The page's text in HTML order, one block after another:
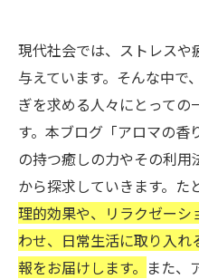
現代社会では、ストレスや
与えています。そんな中で
ぎを求める人々にとっての
す。本ブログ「アロマの香
の持つ癒しの力やその利
から探求していきます。た
理的効果や、リラクゼー
わせ、日常生活に取り入
報をお届けします。 また、